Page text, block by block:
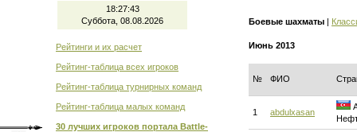
18:27:44
Суббота, 08.08.2026
Рейтинги и их расчет
Рейтинг-таблица всех игроков
Рейтинг-таблица турнирных команд
Рейтинг-таблица малых команд
30 лучших игроков портала Battle-
Боевые шахматы |
Июнь 2013
№ ФИО
1 abdulxasan